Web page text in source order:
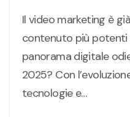
Il video marketing è
contenuto più potenti
panorama digitale
2025? Con
tecnologie e…